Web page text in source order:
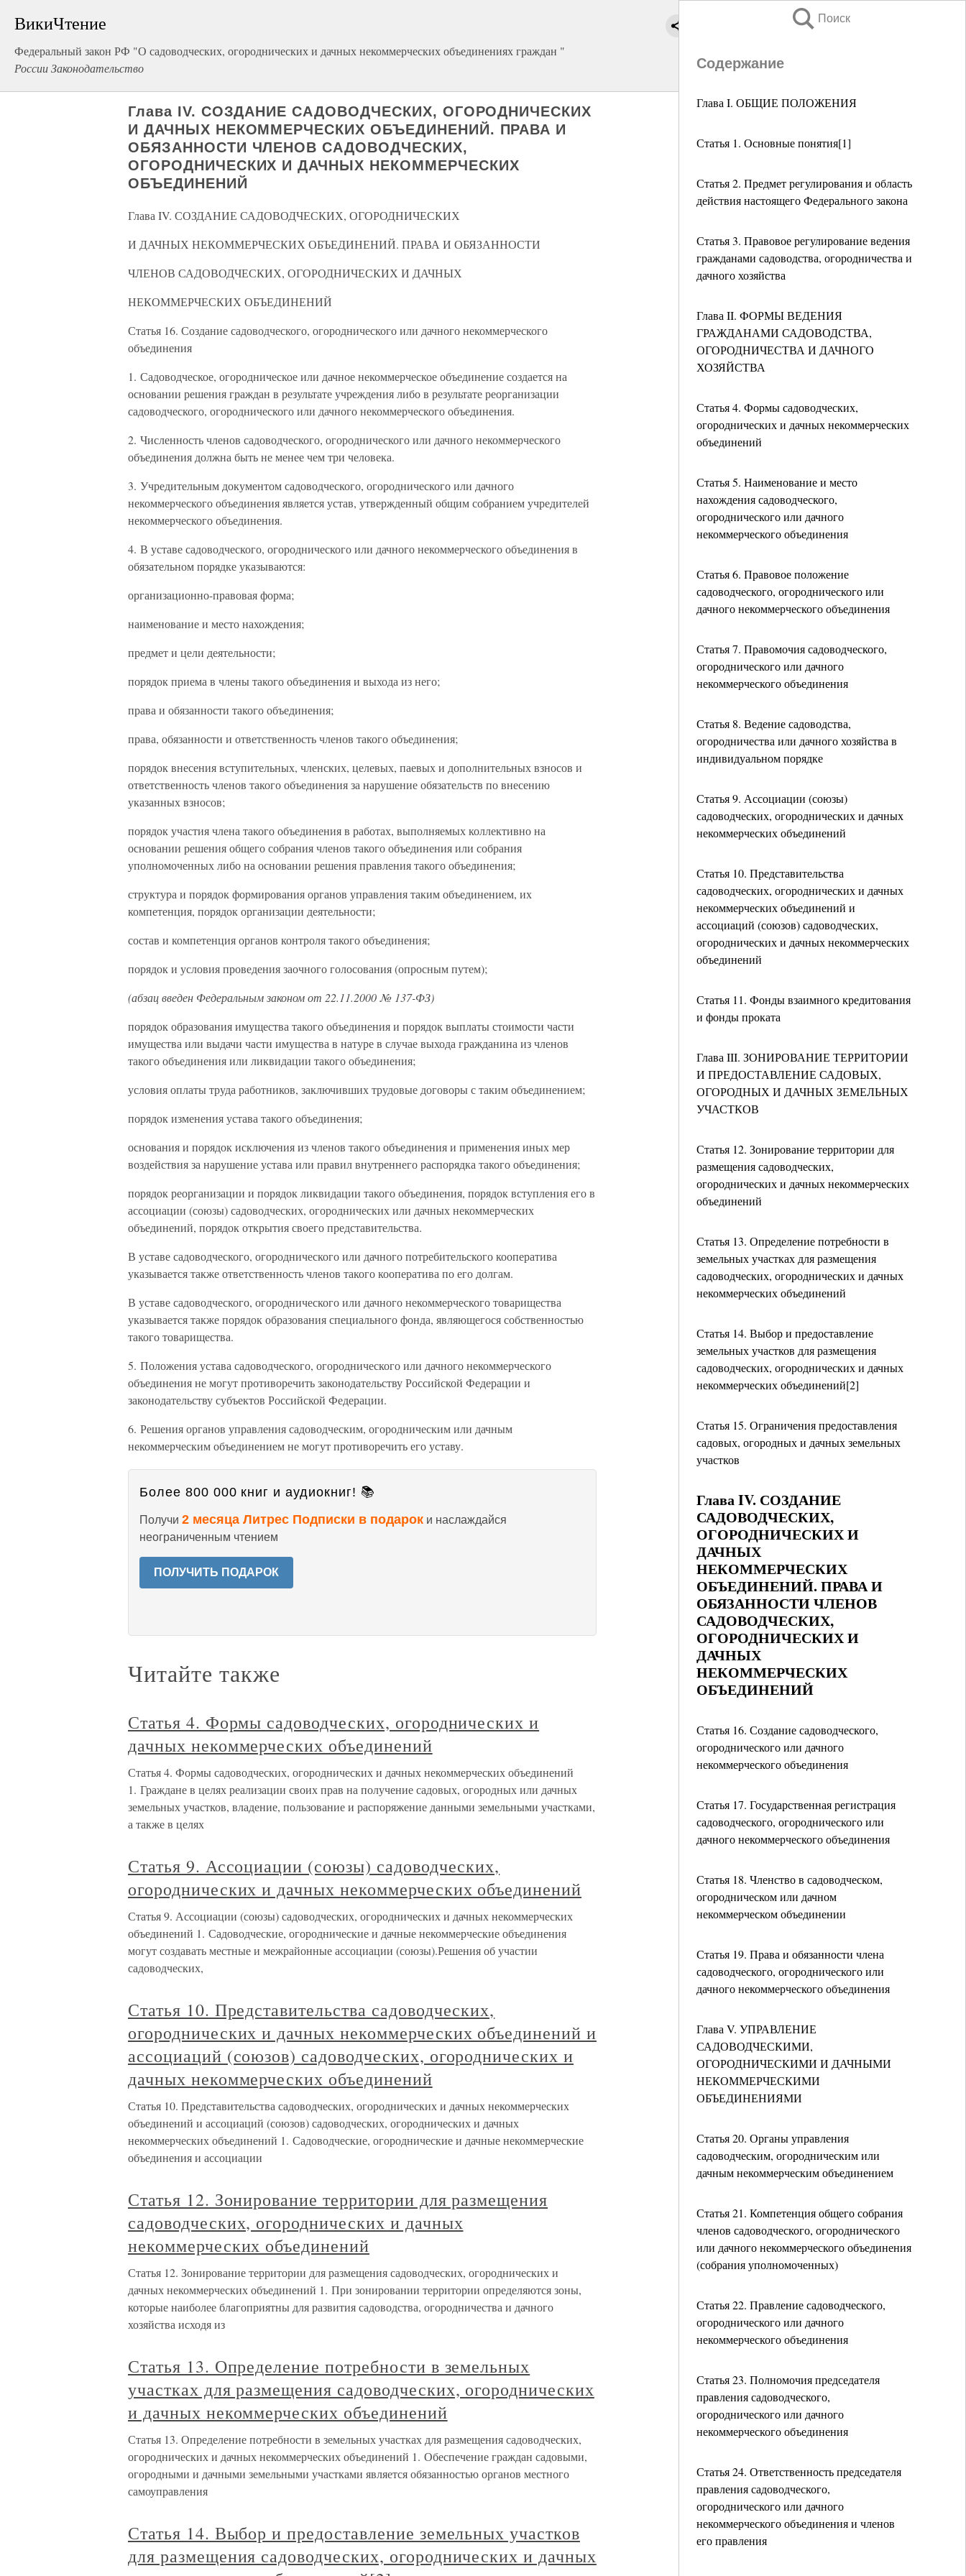
ВикиЧтение
Федеральный закон РФ "О садоводческих, огороднических и дачных некоммерческих объединениях граждан "
России Законодательство
Поиск
Содержание
Глава I. ОБЩИЕ ПОЛОЖЕНИЯ
Статья 1. Основные понятия[1]
Статья 2. Предмет регулирования и область
действия настоящего Федерального закона
Статья 3. Правовое регулирование ведения
гражданами садоводства, огородничества и
дачного хозяйства
Глава II. ФОРМЫ ВЕДЕНИЯ
ГРАЖДАНАМИ САДОВОДСТВА,
ОГОРОДНИЧЕСТВА И ДАЧНОГО
ХОЗЯЙСТВА
Статья 4. Формы садоводческих,
огороднических и дачных некоммерческих
объединений
Статья 5. Наименование и место
нахождения садоводческого,
огороднического или дачного
некоммерческого объединения
Статья 6. Правовое положение
садоводческого, огороднического или
дачного некоммерческого объединения
Статья 7. Правомочия садоводческого,
огороднического или дачного
некоммерческого объединения
Статья 8. Ведение садоводства,
огородничества или дачного хозяйства в
индивидуальном порядке
Статья 9. Ассоциации (союзы)
садоводческих, огороднических и дачных
некоммерческих объединений
Статья 10. Представительства
садоводческих, огороднических и дачных
некоммерческих объединений и
ассоциаций (союзов) садоводческих,
огороднических и дачных некоммерческих
объединений
Статья 11. Фонды взаимного кредитования
и фонды проката
Глава III. ЗОНИРОВАНИЕ ТЕРРИТОРИИ
И ПРЕДОСТАВЛЕНИЕ САДОВЫХ,
ОГОРОДНЫХ И ДАЧНЫХ ЗЕМЕЛЬНЫХ
УЧАСТКОВ
Статья 12. Зонирование территории для
размещения садоводческих,
огороднических и дачных некоммерческих
объединений
Статья 13. Определение потребности в
земельных участках для размещения
садоводческих, огороднических и дачных
некоммерческих объединений
Статья 14. Выбор и предоставление
земельных участков для размещения
садоводческих, огороднических и дачных
некоммерческих объединений[2]
Статья 15. Ограничения предоставления
садовых, огородных и дачных земельных
участков
Глава IV. СОЗДАНИЕ
САДОВОДЧЕСКИХ,
ОГОРОДНИЧЕСКИХ И
ДАЧНЫХ
НЕКОММЕРЧЕСКИХ
ОБЪЕДИНЕНИЙ. ПРАВА И
ОБЯЗАННОСТИ ЧЛЕНОВ
САДОВОДЧЕСКИХ,
ОГОРОДНИЧЕСКИХ И
ДАЧНЫХ
НЕКОММЕРЧЕСКИХ
ОБЪЕДИНЕНИЙ
Статья 16. Создание садоводческого,
огороднического или дачного
некоммерческого объединения
Статья 17. Государственная регистрация
садоводческого, огороднического или
дачного некоммерческого объединения
Статья 18. Членство в садоводческом,
огородническом или дачном
некоммерческом объединении
Статья 19. Права и обязанности члена
садоводческого, огороднического или
дачного некоммерческого объединения
Глава V. УПРАВЛЕНИЕ
САДОВОДЧЕСКИМИ,
ОГОРОДНИЧЕСКИМИ И ДАЧНЫМИ
НЕКОММЕРЧЕСКИМИ
ОБЪЕДИНЕНИЯМИ
Статья 20. Органы управления
садоводческим, огородническим или
дачным некоммерческим объединением
Статья 21. Компетенция общего собрания
членов садоводческого, огороднического
или дачного некоммерческого объединения
(собрания уполномоченных)
Статья 22. Правление садоводческого,
огороднического или дачного
некоммерческого объединения
Статья 23. Полномочия председателя
правления садоводческого,
огороднического или дачного
некоммерческого объединения
Статья 24. Ответственность председателя
правления садоводческого,
огороднического или дачного
некоммерческого объединения и членов
его правления
Глава IV. СОЗДАНИЕ САДОВОДЧЕСКИХ, ОГОРОДНИЧЕСКИХ
И ДАЧНЫХ НЕКОММЕРЧЕСКИХ ОБЪЕДИНЕНИЙ. ПРАВА И
ОБЯЗАННОСТИ ЧЛЕНОВ САДОВОДЧЕСКИХ,
ОГОРОДНИЧЕСКИХ И ДАЧНЫХ НЕКОММЕРЧЕСКИХ
ОБЪЕДИНЕНИЙ
Глава IV. СОЗДАНИЕ САДОВОДЧЕСКИХ, ОГОРОДНИЧЕСКИХ
И ДАЧНЫХ НЕКОММЕРЧЕСКИХ ОБЪЕДИНЕНИЙ. ПРАВА И ОБЯЗАННОСТИ
ЧЛЕНОВ САДОВОДЧЕСКИХ, ОГОРОДНИЧЕСКИХ И ДАЧНЫХ
НЕКОММЕРЧЕСКИХ ОБЪЕДИНЕНИЙ
Статья 16. Создание садоводческого, огороднического или дачного некоммерческого
объединения
1. Садоводческое, огородническое или дачное некоммерческое объединение создается на
основании решения граждан в результате учреждения либо в результате реорганизации
садоводческого, огороднического или дачного некоммерческого объединения.
2. Численность членов садоводческого, огороднического или дачного некоммерческого
объединения должна быть не менее чем три человека.
3. Учредительным документом садоводческого, огороднического или дачного
некоммерческого объединения является устав, утвержденный общим собранием учредителей
некоммерческого объединения.
4. В уставе садоводческого, огороднического или дачного некоммерческого объединения в
обязательном порядке указываются:
организационно-правовая форма;
наименование и место нахождения;
предмет и цели деятельности;
порядок приема в члены такого объединения и выхода из него;
права и обязанности такого объединения;
права, обязанности и ответственность членов такого объединения;
порядок внесения вступительных, членских, целевых, паевых и дополнительных взносов и
ответственность членов такого объединения за нарушение обязательств по внесению
указанных взносов;
порядок участия члена такого объединения в работах, выполняемых коллективно на
основании решения общего собрания членов такого объединения или собрания
уполномоченных либо на основании решения правления такого объединения;
структура и порядок формирования органов управления таким объединением, их
компетенция, порядок организации деятельности;
состав и компетенция органов контроля такого объединения;
порядок и условия проведения заочного голосования (опросным путем);
(абзац введен Федеральным законом от 22.11.2000 № 137-ФЗ)
порядок образования имущества такого объединения и порядок выплаты стоимости части
имущества или выдачи части имущества в натуре в случае выхода гражданина из членов
такого объединения или ликвидации такого объединения;
условия оплаты труда работников, заключивших трудовые договоры с таким объединением;
порядок изменения устава такого объединения;
основания и порядок исключения из членов такого объединения и применения иных мер
воздействия за нарушение устава или правил внутреннего распорядка такого объединения;
порядок реорганизации и порядок ликвидации такого объединения, порядок вступления его в
ассоциации (союзы) садоводческих, огороднических или дачных некоммерческих
объединений, порядок открытия своего представительства.
В уставе садоводческого, огороднического или дачного потребительского кооператива
указывается также ответственность членов такого кооператива по его долгам.
В уставе садоводческого, огороднического или дачного некоммерческого товарищества
указывается также порядок образования специального фонда, являющегося собственностью
такого товарищества.
5. Положения устава садоводческого, огороднического или дачного некоммерческого
объединения не могут противоречить законодательству Российской Федерации и
законодательству субъектов Российской Федерации.
6. Решения органов управления садоводческим, огородническим или дачным
некоммерческим объединением не могут противоречить его уставу.
Более 800 000 книг и аудиокниг! 📚
Получи 2 месяца Литрес Подписки в подарок и наслаждайся
неограниченным чтением
ПОЛУЧИТЬ ПОДАРОК
Читайте также
Статья 4. Формы садоводческих, огороднических и
дачных некоммерческих объединений
Статья 4. Формы садоводческих, огороднических и дачных некоммерческих объединений
1. Граждане в целях реализации своих прав на получение садовых, огородных или дачных
земельных участков, владение, пользование и распоряжение данными земельными участками,
а также в целях
Статья 9. Ассоциации (союзы) садоводческих,
огороднических и дачных некоммерческих объединений
Статья 9. Ассоциации (союзы) садоводческих, огороднических и дачных некоммерческих
объединений 1. Садоводческие, огороднические и дачные некоммерческие объединения
могут создавать местные и межрайонные ассоциации (союзы).Решения об участии
садоводческих,
Статья 10. Представительства садоводческих,
огороднических и дачных некоммерческих объединений и
ассоциаций (союзов) садоводческих, огороднических и
дачных некоммерческих объединений
Статья 10. Представительства садоводческих, огороднических и дачных некоммерческих
объединений и ассоциаций (союзов) садоводческих, огороднических и дачных
некоммерческих объединений 1. Садоводческие, огороднические и дачные некоммерческие
объединения и ассоциации
Статья 12. Зонирование территории для размещения
садоводческих, огороднических и дачных
некоммерческих объединений
Статья 12. Зонирование территории для размещения садоводческих, огороднических и
дачных некоммерческих объединений 1. При зонировании территории определяются зоны,
которые наиболее благоприятны для развития садоводства, огородничества и дачного
хозяйства исходя из
Статья 13. Определение потребности в земельных
участках для размещения садоводческих, огороднических
и дачных некоммерческих объединений
Статья 13. Определение потребности в земельных участках для размещения садоводческих,
огороднических и дачных некоммерческих объединений 1. Обеспечение граждан садовыми,
огородными и дачными земельными участками является обязанностью органов местного
самоуправления
Статья 14. Выбор и предоставление земельных участков
для размещения садоводческих, огороднических и дачных